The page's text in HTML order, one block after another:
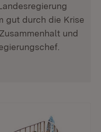
gut durch die Krise
und